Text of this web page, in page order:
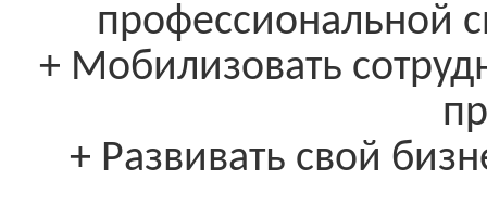
профессиональной
+ Мобилизовать
+ Развивать свой